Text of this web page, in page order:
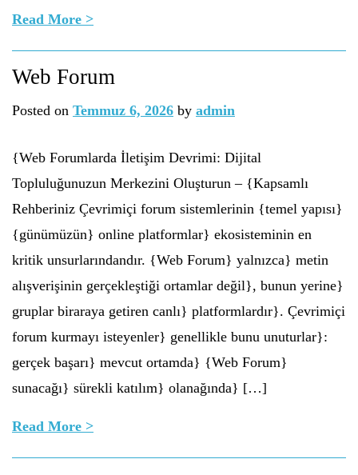
Read More >
Web Forum
Posted on Temmuz 6, 2026 by admin
{Web Forumlarda İletişim Devrimi: Dijital
Topluluğunuzun Merkezini Oluşturun – {Kapsamlı
Rehberiniz Çevrimiçi forum sistemlerinin {temel yapısı}
{günümüzün} online platformlar} ekosisteminin en
kritik unsurlarındandır. {Web Forum} yalnızca} metin
alışverişinin gerçekleştiği ortamlar değil}, bunun yerine}
gruplar biraraya getiren canlı} platformlardır}. Çevrimiçi
forum kurmayı isteyenler} genellikle bunu unuturlar}:
gerçek başarı} mevcut ortamda} {Web Forum}
sunacağı} sürekli katılım} olanağında} […]
Read More >